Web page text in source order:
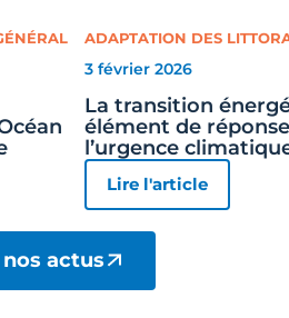
ADAPTATION DES
3 février 2026
La transition
élément de
l’urgence
Lire l'article
actus